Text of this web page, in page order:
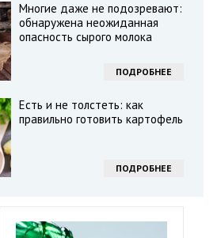
Многие даже не подозревают:
обнаружена неожиданная
опасность сырого молока
ПОДРОБНЕЕ
Есть и не толстеть: как
правильно готовить картофель
ПОДРОБНЕЕ